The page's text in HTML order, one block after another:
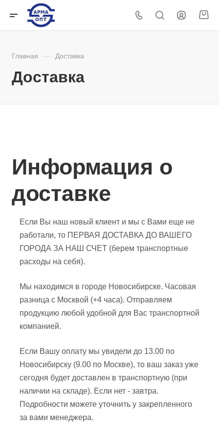
Главная — Доставка
Доставка
Информация о
доставке
Если Вы наш новый клиент и мы с Вами еще не
работали, то ПЕРВАЯ ДОСТАВКА ДО ВАШЕГО
ГОРОДА ЗА НАШ СЧЕТ (берем транспортные
расходы на себя).
Мы находимся в городе Новосибирске. Часовая
разница с Москвой (+4 часа). Отправляем
продукцию любой удобной для Вас транспортной
компанией.
Если Вашу оплату мы увидели до 13.00 по
Новосибирску (9.00 по Москве), то ваш заказ уже
сегодня будет доставлен в транспортную (при
наличии на складе). Если нет - завтра.
Подробности можете уточнить у закрепленного
за вами менеджера.